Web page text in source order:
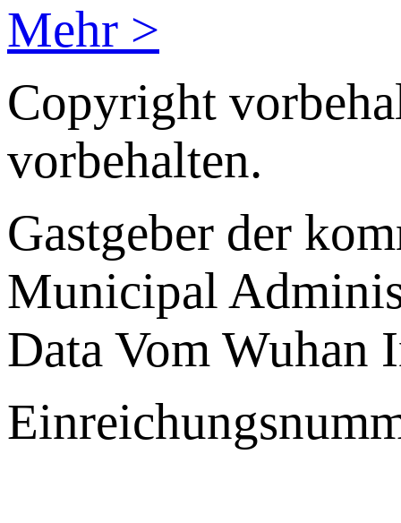
Mehr >
Copyright
vorbehalten.
Gastgeber der
Municipal
Data Vom Wuhan